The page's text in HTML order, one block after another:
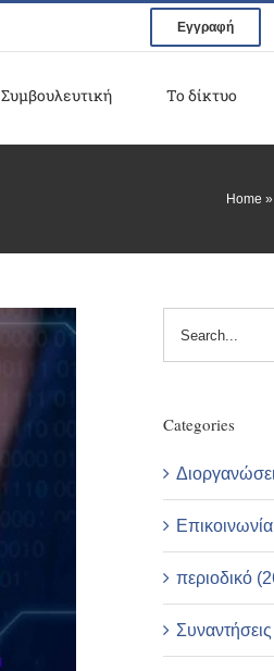
Εγγραφή
Συμβουλευτική Το δίκτυο
Home »
Categories
περιοδικό